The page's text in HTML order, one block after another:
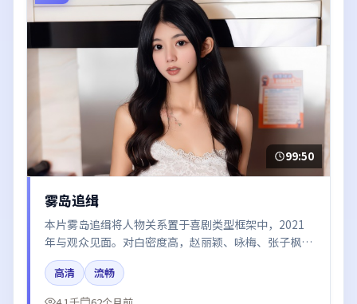
99:50
雾岛追缉
本片雾岛追缉将人物关系置于喜剧类型框架中，2021
年与观众见面。对白密度高，赵丽颖、咏梅、张子枫、
周迅、黄渤的台词节奏值得关注；整体气质偏中国大陆
都市与冷色调摄影。
高清
流畅